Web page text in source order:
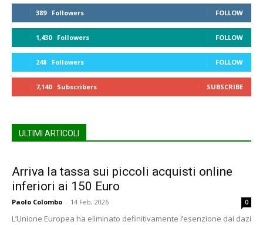
389 Followers FOLLOW
1,430 Followers FOLLOW
248 Followers FOLLOW
7,140 Subscribers SUBSCRIBE
ULTIMI ARTICOLI
Arriva la tassa sui piccoli acquisti online
inferiori ai 150 Euro
Paolo Colombo - 14 Feb, 2026 0
L’Unione Europea ha eliminato definitivamente l’esenzione dai dazi